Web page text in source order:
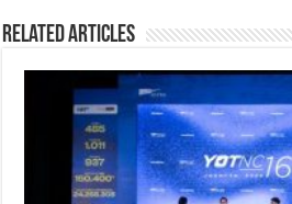
Related Articles